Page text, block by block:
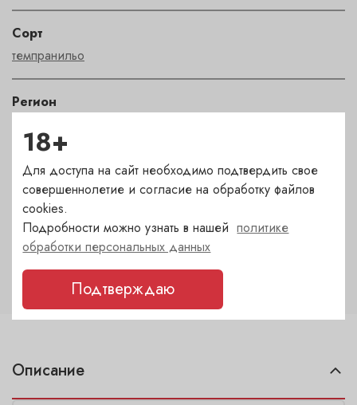
Сорт
темпранильо
Регион
Автор
Fernandez
Крепость
Описание
18+
Для доступа на сайт необходимо подтвердить свое
совершеннолетие и согласие на обработку файлов
cookies.
Подробности можно узнать в нашейполитике
обработки персональных данных
Подтверждаю